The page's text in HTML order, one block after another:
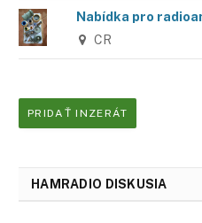
Nabídka pro
CR
PRIDAŤ INZERÁT
HAMRADIO DISKUSIA